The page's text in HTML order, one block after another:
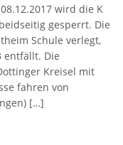
wird die K
gesperrt. Die
Schule verlegt,
entfällt. Die
Kreisel mit
fahren von
[…]